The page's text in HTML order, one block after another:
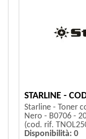
STARLINE -
Starline - Toner
Nero - B0706 -
(cod. rif.
Disponibilità: 0